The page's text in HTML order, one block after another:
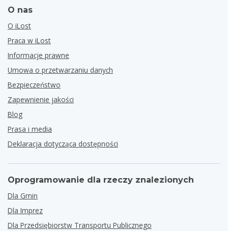
O nas
O iLost
Praca w iLost
Informacje prawne
Umowa o przetwarzaniu danych
Bezpieczeństwo
Zapewnienie jakości
Blog
Prasa i media
Deklaracja dotycząca dostępności
Oprogramowanie dla rzeczy znalezionych
Dla Gmin
Dla Imprez
Dla Przedsiębiorstw Transportu Publicznego